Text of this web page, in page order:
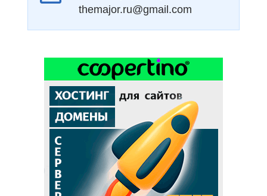
themajor.ru@gmail.com